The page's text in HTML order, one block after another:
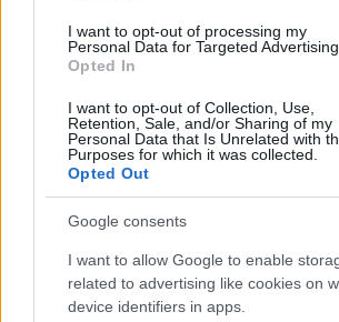
I want to opt-out of processing my
Personal Data for Targeted Advertising.
Opted In
I want to opt-out of Collection, Use,
Retention, Sale, and/or Sharing of my
Personal Data that Is Unrelated with
Purposes for which it was collected.
Opted Out
Google consents
I want to allow Google to enable
related to advertising like cookies on
device identifiers in apps.
αποκατάστασης της γεωμετρίας
αποκάλυψης του συνόλου του
αναδεικνύει πλέον, με σαφήνεια,
σημασία και την αξία του. Ο
αποτελεί τον μεγαλύτερο ταφικό
αποκαλυφθεί, μέχρι σήμερα, στη
διάμετρο που ξεπερνά τα 140
μέτρων του Τύμβου των Αιγών,
αποτυπώνει, με σαφήνεια, τη
κλίμακά του. Η, μέχρι σήμερα,